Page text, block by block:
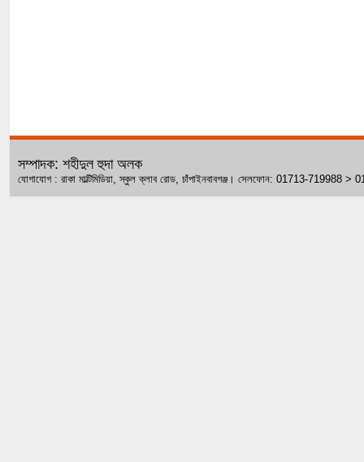
সম্পাদক: শহীদুল হুদা অলক
যোগাযোগ : রাকা মাল্টিমিডিয়া, স্কুল ক্লাব রোড, চাঁপাইনবাবগঞ্জ। সেলফোন: 01713-